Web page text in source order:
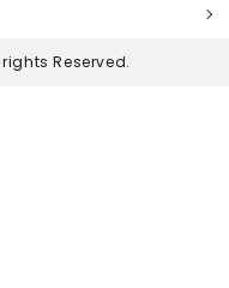
Reserved.